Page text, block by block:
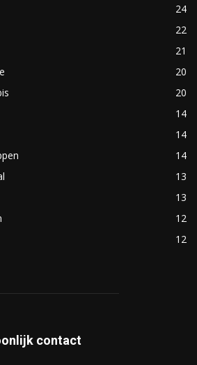
24
22
21
20
20
14
14
14
13
13
12
12
contact